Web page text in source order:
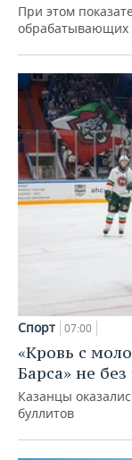
При этом
обрабатывающих
Спорт 07:00
«Кровь с
Барса» не
Казанцы
буллитов